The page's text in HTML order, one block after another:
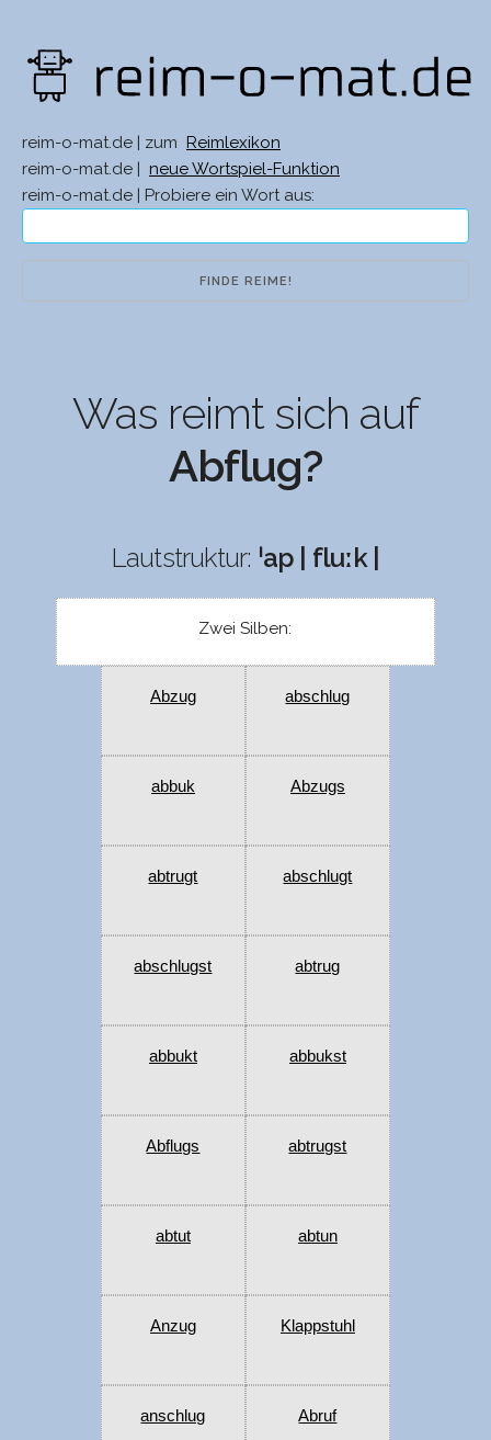
reim-o-mat.de | zum
Reimlexikon
reim-o-mat.de |
neue Wortspiel-Funktion
reim-o-mat.de | Probiere ein Wort aus:
Was reimt sich auf
Abflug?
Lautstruktur: ˈap | fluːk |
Zwei Silben:
Abzug abschlug
abbuk Abzugs
abtrugt abschlugt
abschlugst abtrug
abbukt abbukst
Abflugs abtrugst
abtut abtun
Anzug Klappstuhl
anschlug Abruf